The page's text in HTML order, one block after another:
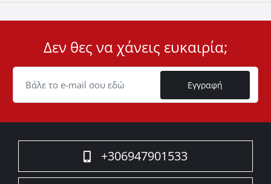
ID
Cookie
Δεν θες να χάνεις ευκαιρία;
Εγγραφή
+306947901533